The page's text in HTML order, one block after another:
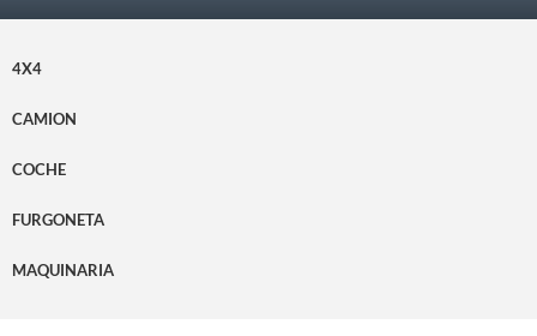
4X4
CAMION
COCHE
FURGONETA
MAQUINARIA